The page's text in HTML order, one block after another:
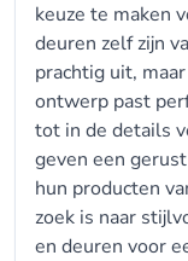
keuze te maken
deuren zelf zijn
prachtig uit,
ontwerp past
tot in de details
geven een
hun producten
zoek is naar
en deuren voor